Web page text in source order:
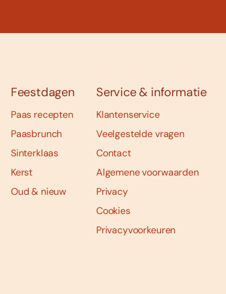
Feestdagen
Paas recepten
Paasbrunch
Sinterklaas
Kerst
Oud & nieuw
Service & informatie
Klantenservice
Veelgestelde vragen
Contact
Algemene voorwaarden
Privacy
Cookies
Privacyvoorkeuren